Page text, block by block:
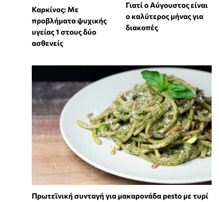
Καρκίνος: Με
προβλήματα ψυχικής
υγείας 1 στους δύο
ασθενείς
Γιατί ο Αύγουστος είναι
ο καλύτερος μήνας για
διακοπές
Πρωτεϊνική συνταγή για μακαρονάδα pesto με τυρί